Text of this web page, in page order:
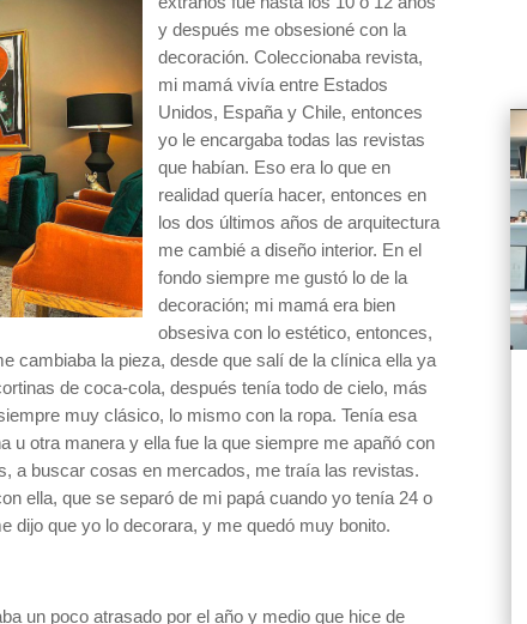
y después me obsesioné con la
decoración. Coleccionaba revista,
mi mamá vivía entre Estados
Unidos, España y Chile, entonces
yo le encargaba todas las revistas
que habían. Eso era lo que en
realidad quería hacer, entonces en
los dos últimos años de arquitectura
me cambié a diseño interior. En el
fondo siempre me gustó lo de la
decoración; mi mamá era bien
obsesiva con lo estético, entonces,
cambiaba la pieza, desde que salí de la clínica ella ya
de coca-cola, después tenía todo de cielo, más
muy clásico, lo mismo con la ropa. Tenía esa
u otra manera y ella fue la que siempre me apañó con
a buscar cosas en mercados, me traía las revistas.
ella, que se separó de mi papá cuando yo tenía 24 o
dijo que yo lo decorara, y me quedó muy bonito.
un poco atrasado por el año y medio que hice de